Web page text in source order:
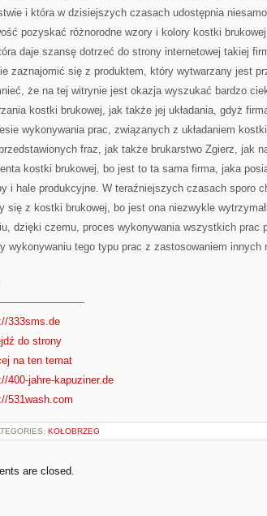
i która w dzisiejszych czasach udostępnia
pozyskać różnorodne wzory i kolory kostki
daje szansę dotrzeć do strony internetowej takiej
zaznajomić się z produktem, który wytwarzany jest
że na tej witrynie jest okazja wyszukać bardzo
kostki brukowej, jak także jej układania, gdyż
wykonywania prac, związanych z układaniem
fraz, jak także brukarstwo Zgierz, jak
kostki brukowej, bo jest to ta sama firma, jaka
i hale produkcyjne. W teraźniejszych czasach sporo
się z kostki brukowej, bo jest ona niezwykle
dzięki czemu, proces wykonywania wszystkich prac
wykonywaniu tego typu prac z zastosowaniem innych
333sms.de
do strony
na ten temat
400-jahre-kapuziner.de
531wash.com
KOŁOBRZEG
are closed.